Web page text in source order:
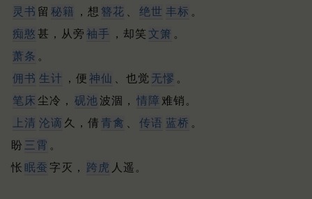
灵书 留 秘籍 ，想 簪花 绝世 丰标 。
痴憨 甚，从旁 袖手 ，却笑 文箫 。
萧条 。
佣书 生计 ，便 神仙 、也觉 无憀 。
笔床 尘冷， 砚池波涸， 情障 难销。
上清 沦谪 久，倩 青禽 传语 蓝桥 。
盼 三霄 。
怅 眠蚕 字灭， 跨虎 人遥。